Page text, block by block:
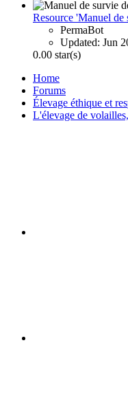
Resource 'Manuel de
PermaBot
Updated: Jun
0.00 star(s)
Home
Forums
Élevage éthique et
L'élevage de